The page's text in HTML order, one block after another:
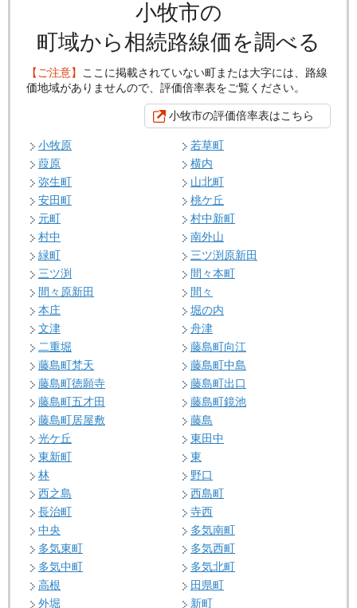
小牧市の
町域から相続路線価を調べる
【ご注意】 ここに掲載されていない町または大字には、路線
価地域がありませんので、評価倍率表をご覧ください。
小牧市の評価倍率表はこちら
小牧原
若草町
葭原
横内
弥生町
山北町
安田町
桃ケ丘
元町
村中新町
村中
南外山
緑町
三ツ渕原新田
三ツ渕
間々本町
間々原新田
間々
本庄
堀の内
文津
舟津
二重堀
藤島町向江
藤島町梵天
藤島町中島
藤島町徳願寺
藤島町出口
藤島町五才田
藤島町鏡池
藤島町居屋敷
藤島
光ケ丘
東田中
東新町
東
林
野口
西之島
西島町
長治町
寺西
中央
多気南町
多気東町
多気西町
多気中町
多気北町
高根
田県町
外堀
新町